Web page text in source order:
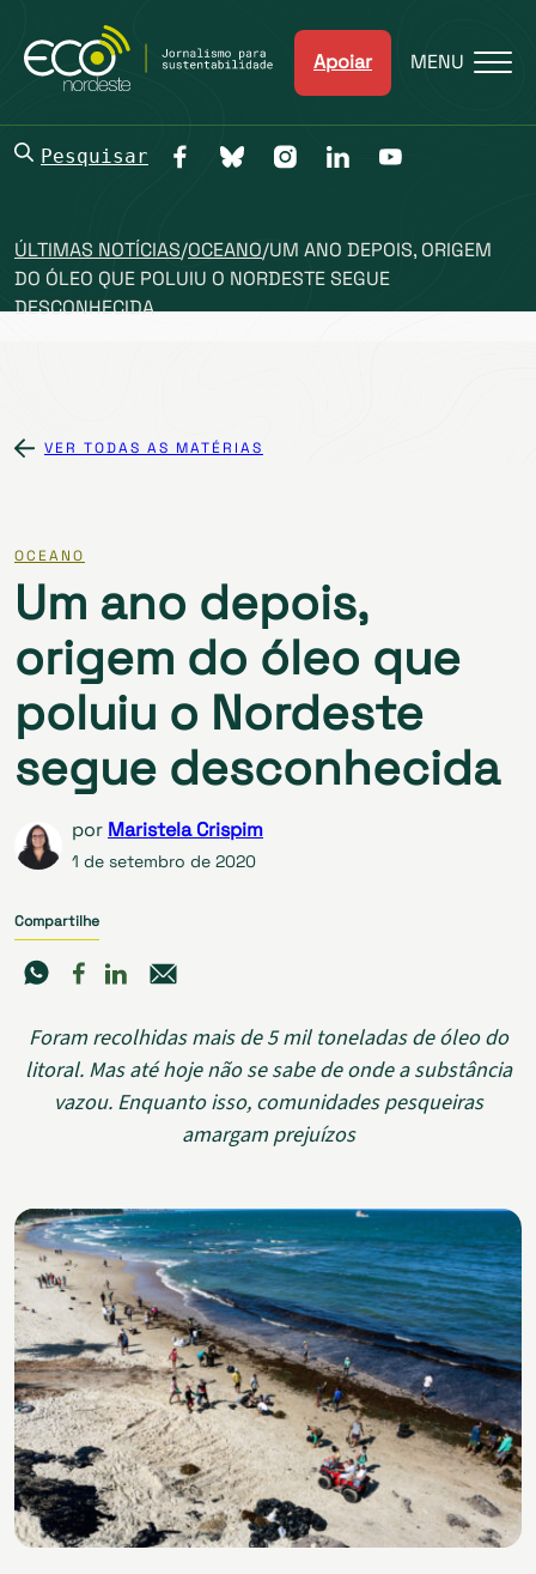
Apoiar MENU
Pesquisar
ÚLTIMAS NOTÍCIAS/OCEANO/UM ANO DEPOIS, ORIGEM
DO ÓLEO QUE POLUIU O NORDESTE SEGUE
DESCONHECIDA
VER TODAS AS MATÉRIAS
OCEANO
Um ano depois,
origem do óleo que
poluiu o Nordeste
segue desconhecida
por Maristela Crispim
1 de setembro de 2020
Compartilhe
Foram recolhidas mais de 5 mil toneladas de óleo do
litoral. Mas até hoje não se sabe de onde a substância
vazou. Enquanto isso, comunidades pesqueiras
amargam prejuízos